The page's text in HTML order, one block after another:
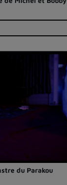
du Parakou